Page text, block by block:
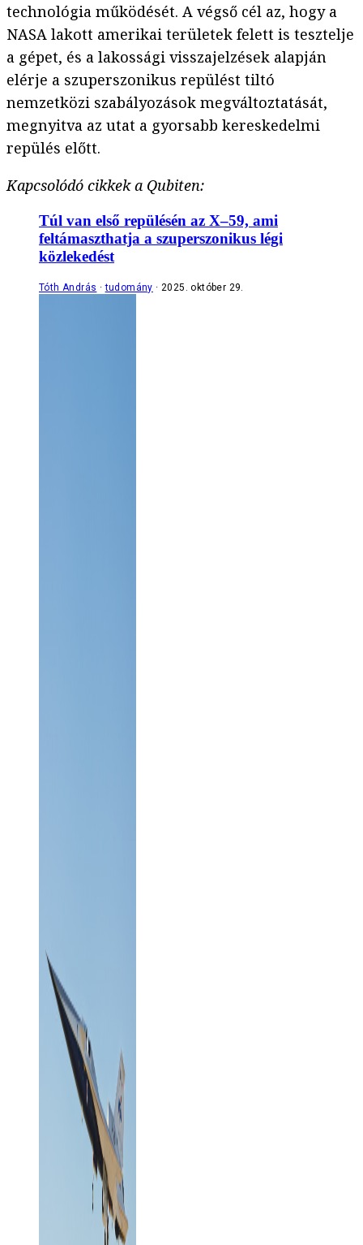
technológia működését. A végső cél az, hogy a
NASA lakott amerikai területek felett is tesztelje
a gépet, és a lakossági visszajelzések alapján
elérje a szuperszonikus repülést tiltó
nemzetközi szabályozások megváltoztatását,
megnyitva az utat a gyorsabb kereskedelmi
repülés előtt.
Kapcsolódó cikkek a Qubiten:
Túl van első repülésén az X–59, ami
feltámaszthatja a szuperszonikus légi
közlekedést
Tóth András tudomány 2025. október 29.